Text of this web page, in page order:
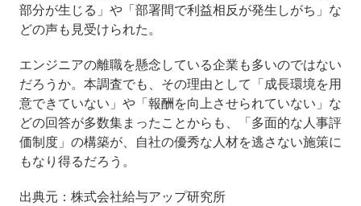
部分が生じる」や「部署間で利益相反が発生しがち」な
どの声も見受けられた。
エンジニアの離職を懸念している企業も多いのではない
だろうか。本調査でも、その理由として「成長環境を用
意できていない」や「報酬を向上させられていない」な
どの回答が多数集まったことからも、「多面的な人事評
価制度」の構築が、自社の優秀な人材を逃さない施策に
もなり得るだろう。
出典元：株式会社給与アップ研究所